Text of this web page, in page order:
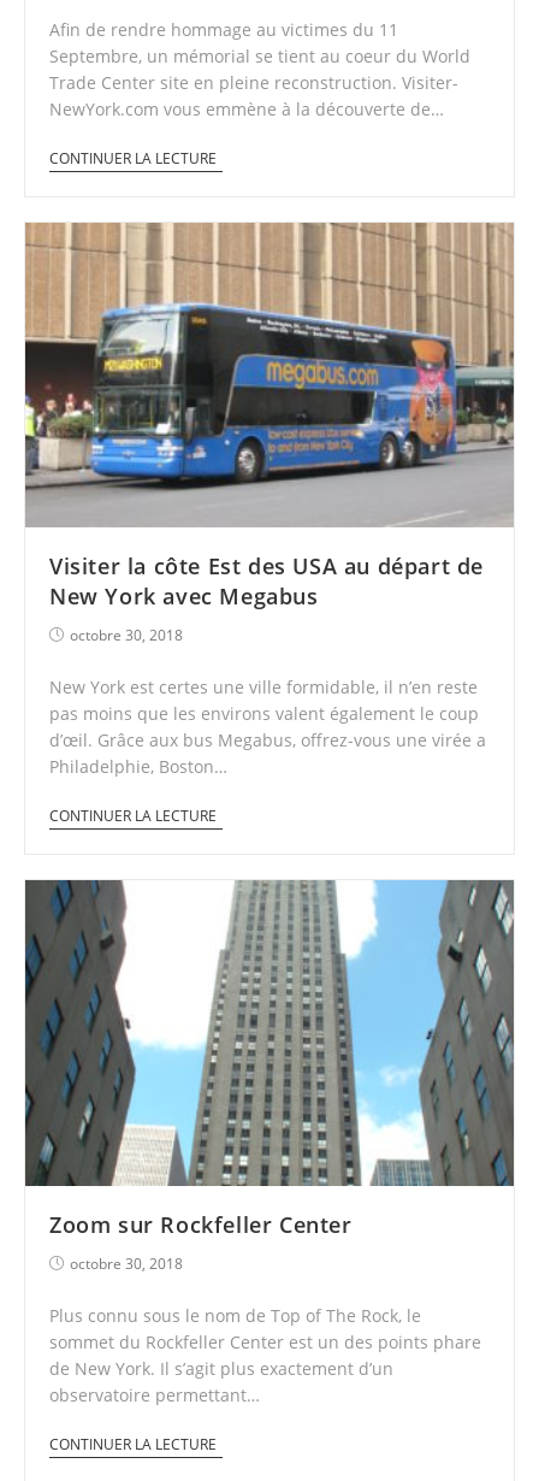
Afin de rendre hommage au victimes du 11
Septembre, un mémorial se tient au coeur du World
Trade Center site en pleine reconstruction. Visiter-
NewYork.com vous emmène à la découverte de…
CONTINUER LA LECTURE
Visiter la côte Est des USA au départ de
New York avec Megabus
octobre 30, 2018
New York est certes une ville formidable, il n’en reste
pas moins que les environs valent également le coup
d’œil. Grâce aux bus Megabus, offrez-vous une virée a
Philadelphie, Boston…
CONTINUER LA LECTURE
Zoom sur Rockfeller Center
octobre 30, 2018
Plus connu sous le nom de Top of The Rock, le
sommet du Rockfeller Center est un des points phare
de New York. Il s’agit plus exactement d’un
observatoire permettant…
CONTINUER LA LECTURE